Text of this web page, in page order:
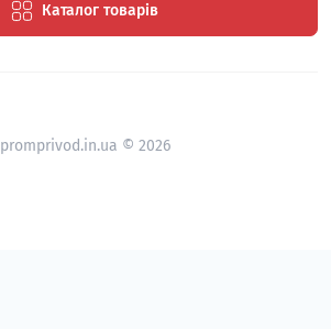
Каталог товарів
promprivod.in.ua © 2026